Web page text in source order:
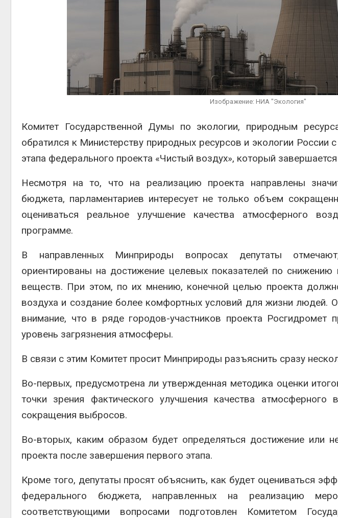
Изображение: НИА "Экология"
Комитет Государственной Думы по экологии, природным
обратился к Министерству природных ресурсов и экологии России
этапа федерального проекта «Чистый воздух», который
Несмотря на то, что на реализацию проекта направлены
бюджета, парламентариев интересует не только объем
оцениваться реальное улучшение качества атмосферного
программе.
В направленных Минприроды вопросах депутаты
ориентированы на достижение целевых показателей по
веществ. При этом, по их мнению, конечной целью проекта
воздуха и создание более комфортных условий для жизни людей.
внимание, что в ряде городов-участников проекта Росгидромет
уровень загрязнения атмосферы.
В связи с этим Комитет просит Минприроды разъяснить сразу
Во-первых, предусмотрена ли утвержденная методика оценки
точки зрения фактического улучшения качества атмосферного
сокращения выбросов.
Во-вторых, каким образом будет определяться достижение или
проекта после завершения первого этапа.
Кроме того, депутаты просят объяснить, как будет оцениваться
федерального бюджета, направленных на реализацию
соответствующими вопросами подготовлен Комитетом
В России изменили
правила защиты от
паводков,
лесоустройства,
рыболовства и регистрации пестицидов
Авг 5, 2026
От спасения рек до
цифровых экотроп:
определены финалисты
Авг 4, 2026